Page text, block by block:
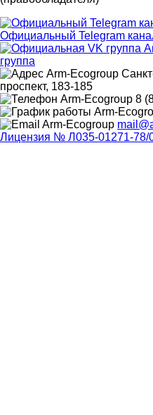
Официальный Telegram
группа
проспект, 183-185
8
Лицензия № Л035-01271-78/